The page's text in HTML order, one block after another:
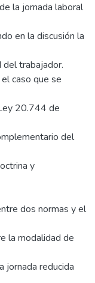
la jornada laboral
en la discusión la
trabajador.
caso que se
20.744 de
del
y
dos normas y el
la modalidad de
jornada reducida